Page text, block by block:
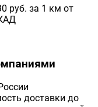
руб. за 1 км от
доставки до